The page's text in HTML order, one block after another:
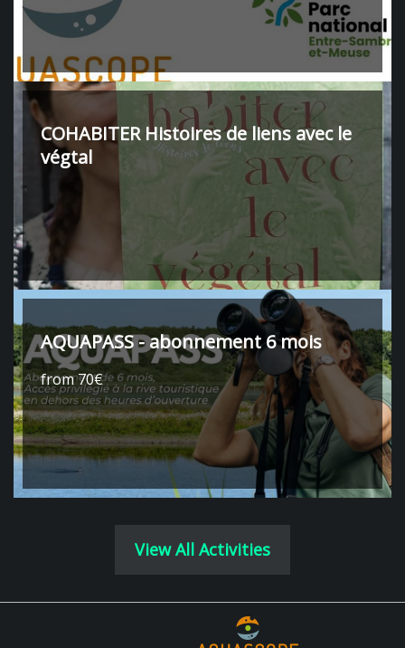
COHABITER Histoires de liens avec le
végtal
AQUAPASS - abonnement 6 mois
from 70€
View All Activities